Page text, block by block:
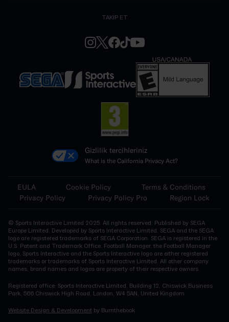
TAKİP ET
Gizlilik tercihleriniz
What is the California Privacy Act?
EULA Cookie Policy
Terms & Conditions
Privacy Policy
Privacy Policy Pro Region Lock
© Sports Interactive Limited 2025. All rights reserved. Published by SEGA
Europe Limited. Developed by Sports Interactive Limited. SEGA and the SEGA
logo are registered trademarks of SEGA Corporation. SEGA is registered in the
U.S. Patent and Trademark Office. Football Manager, the Football Manager
logo, Sports Interactive and the Sports Interactive logo are either registered
trademarks or trademarks of Sports Interactive Limited. All other company
names, brand names and logos are property of their respective owners.
Registered office: Sports Interactive Limited, Building 12, Chiswick Business
Park, 566 Chiswick High Road, London, W4 5AN, United Kingdom
Website Design & Development by Burnthebook